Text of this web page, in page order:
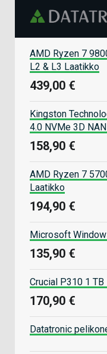
AMD Ryzen 7
L2 & L3 Laatikko
439,00 €
Kingston
4.0 NVMe 3D
158,90 €
AMD Ryzen 7
Laatikko
194,90 €
Microsoft
135,90 €
Crucial P310 1
170,90 €
Datatronic